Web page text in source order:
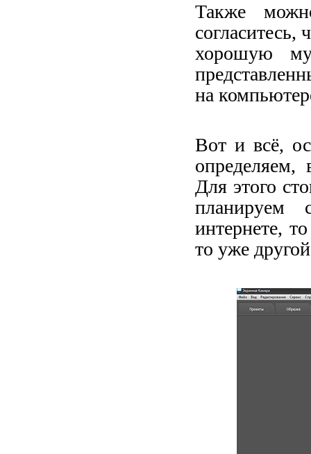
Также
согласитесь,
хорошую
на
Вот и всё,
определяем,
Для этого
планируем
интернете,
то уже